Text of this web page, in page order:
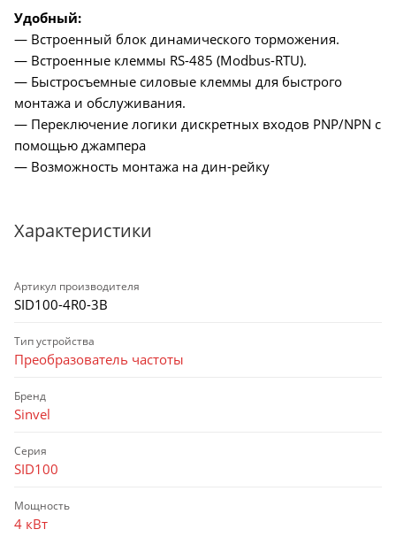
Удобный:
— Встроенный блок динамического торможения.
— Встроенные клеммы RS-485 (Modbus-RTU).
— Быстросъемные силовые клеммы для быстрого
монтажа и обслуживания.
— Переключение логики дискретных входов PNP/NPN с
помощью джампера
— Возможность монтажа на дин-рейку
Характеристики
Артикул производителя
SID100-4R0-3B
Тип устройства
Преобразователь частоты
Бренд
Sinvel
Серия
SID100
Мощность
4 кВт